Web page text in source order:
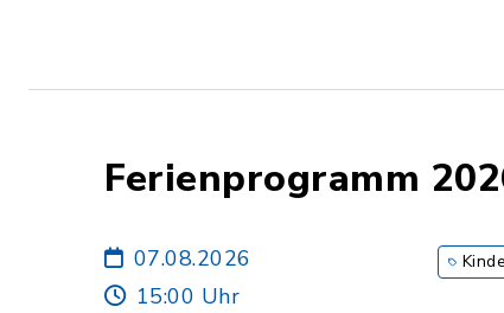
Ferienprogramm
07.08.2026
15:00 Uhr